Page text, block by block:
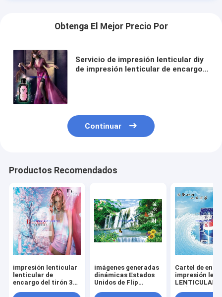
Obtenga El Mejor Precio Por
Servicio de impresión lenticular diy
de impresión lenticular de encargo
Continuar
Productos Recomendados
impresión lenticular
lenticular de
encargo del tirón 3d
imágenes generadas
dinámicas Estados
Unidos de Flip
Cartel de
impresión
LENTICULAR